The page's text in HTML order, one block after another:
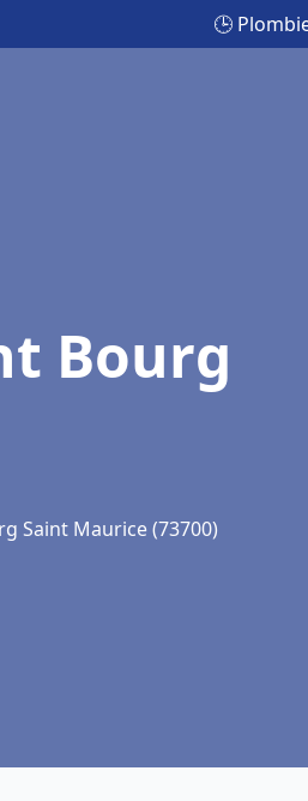
🕒
Bourg
Saint Maurice (73700)